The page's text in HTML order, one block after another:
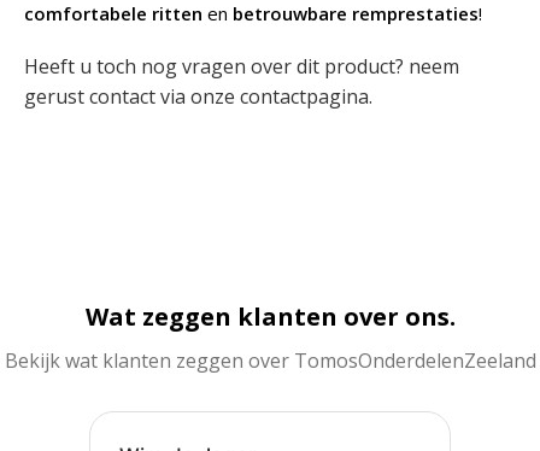
comfortabele ritten en betrouwbare remprestaties!
Heeft u toch nog vragen over dit product? neem
gerust contact via onze contactpagina.
Wat zeggen klanten over ons.
Bekijk wat klanten zeggen over TomosOnderdelenZeeland